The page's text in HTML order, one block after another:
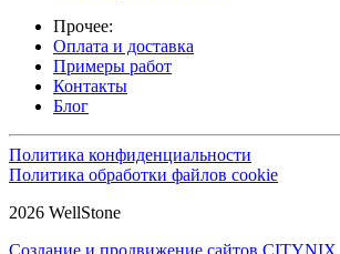
Прочее:
Оплата и доставка
Примеры работ
Контакты
Блог
Политика конфиденциальности
Политика обработки файлов cookie
2026 WellStone
Создание и продвижение сайтов CITYNIX